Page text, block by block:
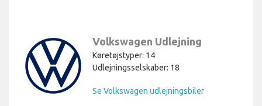
Volkswagen Udlejning
Køretøjstyper: 14
Udlejningsselskaber: 18
Se Volkswagen udlejningsbiler